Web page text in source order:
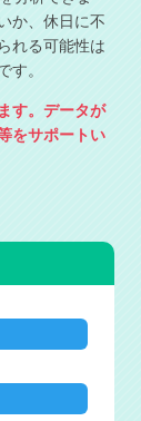
か、休日に不
れる可能性は
す。
す。データが
をサポートい